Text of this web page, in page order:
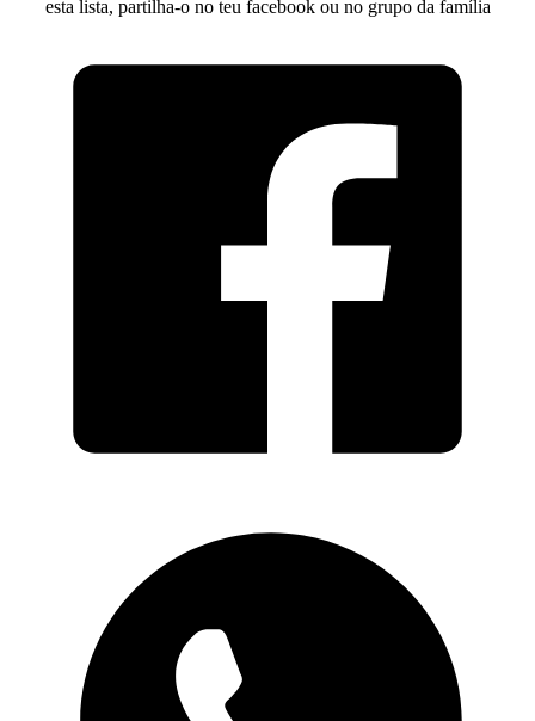
esta lista, partilha-o no teu facebook ou no grupo da família